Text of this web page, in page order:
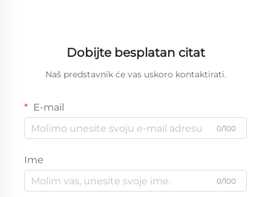
Dobijte besplatan citat
Naš predstavnik će vas uskoro kontaktirati.
E-mail
0/100
Ime
0/100